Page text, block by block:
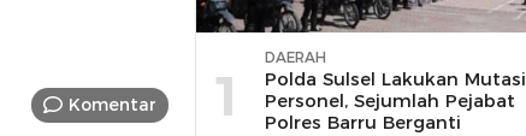
Komentar 1
DAERAH
Polda Sulsel Lakukan Mutasi
Personel, Sejumlah Pejabat
Polres Barru Berganti